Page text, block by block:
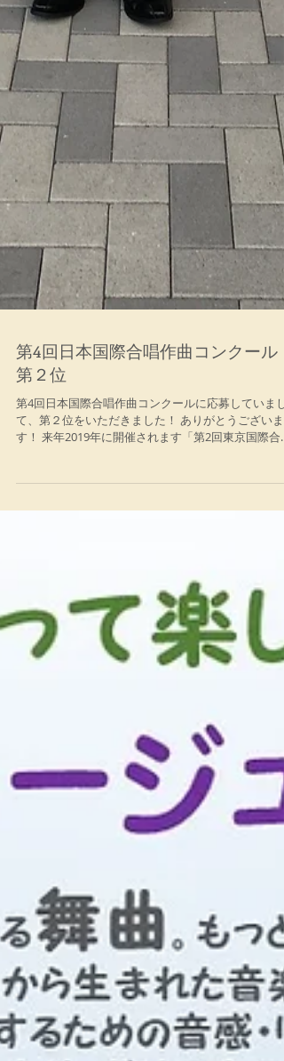
第4回日本国際合唱作曲コンクール
す！ 来年2019年に開催されます「第2回東京国際合唱
コンクールin HARUMI」の現代部門課題曲にも選ばれ
ました！ 曲は Dies irae で、 ...